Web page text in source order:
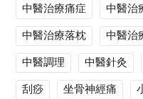
中醫治療痛症
中醫治
中醫治療落枕
中醫治
中醫調理
中醫針灸
刮痧
坐骨神經痛